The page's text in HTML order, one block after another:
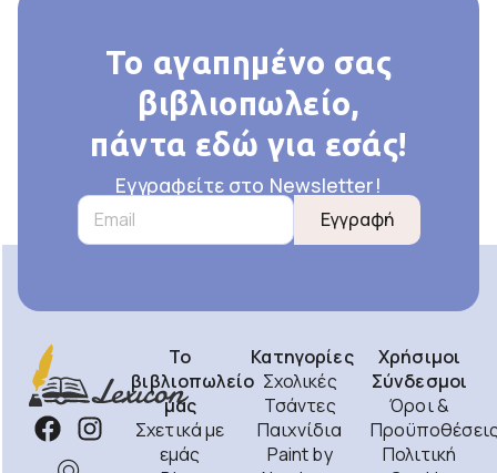
Το αγαπημένο σας
βιβλιοπωλείο,
πάντα εδώ για εσάς!
Εγγραφείτε στο Newsletter!
Εγγραφή
Το
βιβλιοπωλείο
μας
Σχετικά με
εμάς
Κατηγορίες
Σχολικές
Τσάντες
Παιχνίδια
Paint by
Χρήσιμοι
Σύνδεσμοι
Όροι &
Πολιτική